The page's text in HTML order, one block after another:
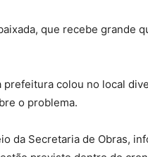
que recebe grande
prefeitura colou no local
o problema.
da Secretaria de Obras,